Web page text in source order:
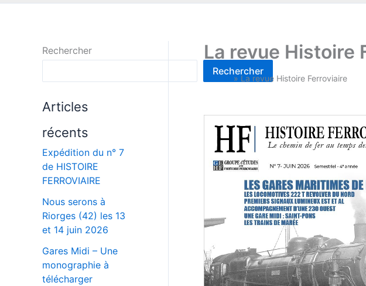
Rechercher
Rechercher
Articles
récents
Expédition du n° 7
de HISTOIRE
FERROVIAIRE
Nous serons à
Riorges (42) les 13
et 14 juin 2026
Gares Midi – Une
monographie à
télécharger
La revue Histoire
Accueil » La revue Histoire Ferroviaire